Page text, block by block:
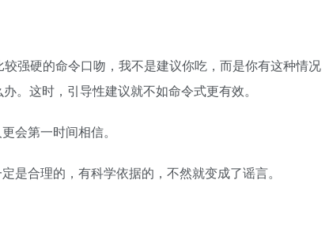
强硬的命令口吻，我不是建议你吃，而是你有这种情况
。这时，引导性建议就不如命令式更有效。
会第一时间相信。
是合理的，有科学依据的，不然就变成了谣言。